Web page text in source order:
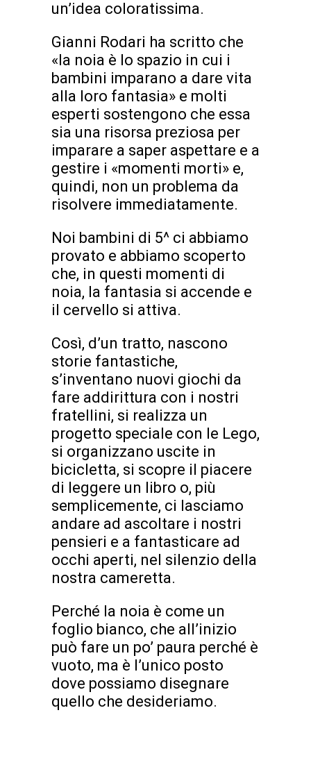
un’idea coloratissima.
Gianni Rodari ha scritto che
«la noia è lo spazio in cui i
bambini imparano a dare vita
alla loro fantasia» e molti
esperti sostengono che essa
sia una risorsa preziosa per
imparare a saper aspettare e a
gestire i «momenti morti» e,
quindi, non un problema da
risolvere immediatamente.
Noi bambini di 5^ ci abbiamo
provato e abbiamo scoperto
che, in questi momenti di
noia, la fantasia si accende e
il cervello si attiva.
Così, d’un tratto, nascono
storie fantastiche,
s’inventano nuovi giochi da
fare addirittura con i nostri
fratellini, si realizza un
progetto speciale con le Lego,
si organizzano uscite in
bicicletta, si scopre il piacere
di leggere un libro o, più
semplicemente, ci lasciamo
andare ad ascoltare i nostri
pensieri e a fantasticare ad
occhi aperti, nel silenzio della
nostra cameretta.
Perché la noia è come un
foglio bianco, che all’inizio
può fare un po’ paura perché è
vuoto, ma è l’unico posto
dove possiamo disegnare
quello che desideriamo.